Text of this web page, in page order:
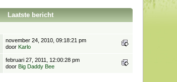
Laatste bericht
november 24, 2010, 09:18:21 pm
doorKarlo
februari 27, 2011, 12:00:28 pm
doorBig Daddy Bee